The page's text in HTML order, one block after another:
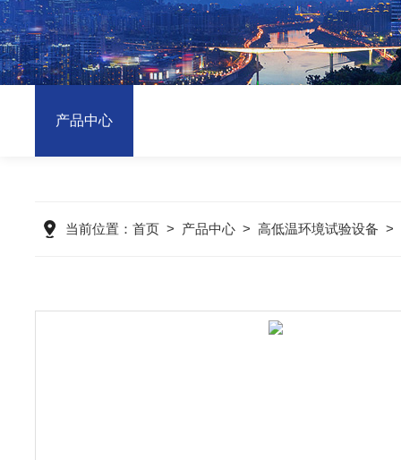
产品中心
当前位置： 首页 > 产品中心 > 高低温环境试验设备 >